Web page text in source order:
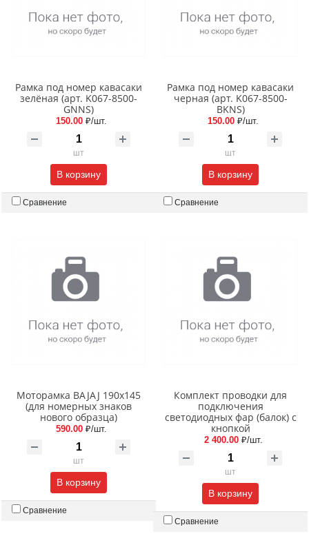
Рамка под номер кавасаки
зелёная (арт. K067-8500-
GNNS)
150.00 ₽/шт.
шт
В корзину
Сравнение
Рамка под номер кавасаки
черная (арт. K067-8500-
BKNS)
150.00 ₽/шт.
шт
В корзину
Сравнение
Моторамка BAJAJ 190x145
(для номерных знаков
нового образца)
590.00 ₽/шт.
шт
В корзину
Сравнение
Комплект проводки для
подключения
светодиодных фар (балок) с
кнопкой
2 400.00 ₽/шт.
шт
В корзину
Сравнение